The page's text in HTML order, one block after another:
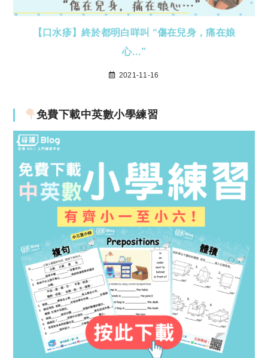
【口水疹】終於都明白咩叫 “傷在兒身，痛在娘
心…”
2021-11-16
免費下載中英數小學練習